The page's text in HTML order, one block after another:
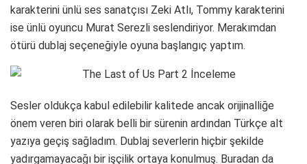
karakterini ünlü ses sanatçısı Zeki Atlı, Tommy karakterini
ise ünlü oyuncu Murat Serezli seslendiriyor. Merakımdan
ötürü dublaj seçeneğiyle oyuna başlangıç yaptım.
Sesler oldukça kabul edilebilir kalitede ancak orijinalliğe
önem veren biri olarak belli bir sürenin ardından Türkçe alt
yazıya geçiş sağladım. Dublaj severlerin hiçbir şekilde
yadırgamayacağı bir işçilik ortaya konulmuş. Buradan da